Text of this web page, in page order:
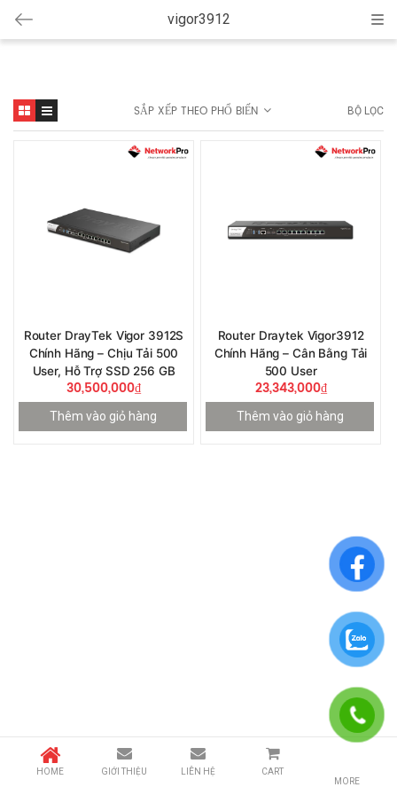
vigor3912
SẮP XẾP THEO PHỔ BIẾN BỘ LỌC
Router DrayTek Vigor 3912S
Chính Hãng – Chịu Tải 500
User, Hỗ Trợ SSD 256 GB
30,500,000₫
Thêm vào giỏ hàng
Router Draytek Vigor3912
Chính Hãng – Cân Bằng Tải
500 User
23,343,000₫
Thêm vào giỏ hàng
HOME GIỚI THIỆU LIÊN HỆ
CART
MORE